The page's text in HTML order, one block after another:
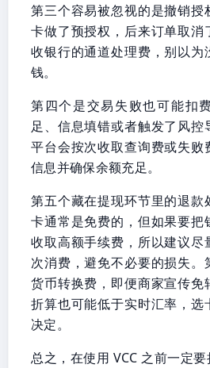
第三个容易被忽视的是撤销授
卡做了预授权，后来订单取消
收银行的通道处理费，别以为
钱。
第四个是交易失败也可能扣
足、信息填错或者触发了风
平台会按次收取查询费或失败
信息并确保余额充足。
第五个藏在提现环节里的退款
卡通常是免费的，但如果要把
收取高额手续费，所以建议尽
次消费，避免不必要的损失。
货币转换费，即便商家宣传免
折算也可能低于实时汇率，选
决定。
总之，在使用 VCC 之前一定